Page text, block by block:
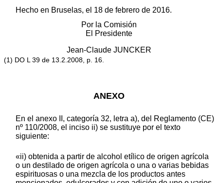
Hecho en Bruselas, el 18 de febrero de 2016.
Por la Comisión
El Presidente
Jean-Claude JUNCKER
(1) DO L 39 de 13.2.2008, p. 16.
ANEXO
En el anexo II, categoría 32, letra a), del Reglamento (CE)
nº 110/2008, el inciso ii) se sustituye por el texto
siguiente:
«ii) obtenida a partir de alcohol etílico de origen agrícola
o un destilado de origen agrícola o una o varias bebidas
espirituosas o una mezcla de los productos antes